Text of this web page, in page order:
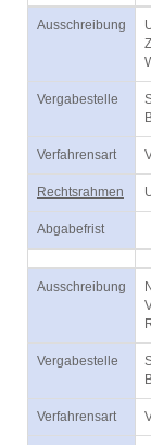
Ausschreibung
Vergabestelle
Verfahrensart
Rechtsrahmen
Abgabefrist
Ausschreibung
Vergabestelle
Verfahrensart